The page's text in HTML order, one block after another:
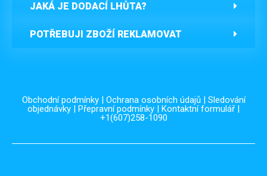
JAKÁ JE DODACÍ LHŮTA?
POTŘEBUJI ZBOŽÍ REKLAMOVAT
Obchodní podmínky| Ochrana osobních údajů| Sledování
objednávky | Přepravní podmínky | Kontaktní formulář |
+1(607)258-1090